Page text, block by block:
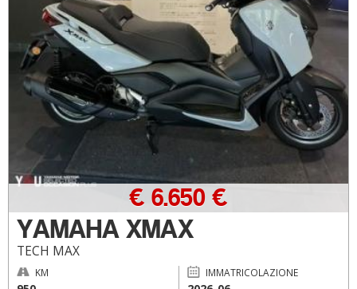
YAMAHA XMAX
TECH MAX
€ 6.650 €
KM IMMATRICOLAZIONE